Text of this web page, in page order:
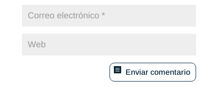
Enviar comentario